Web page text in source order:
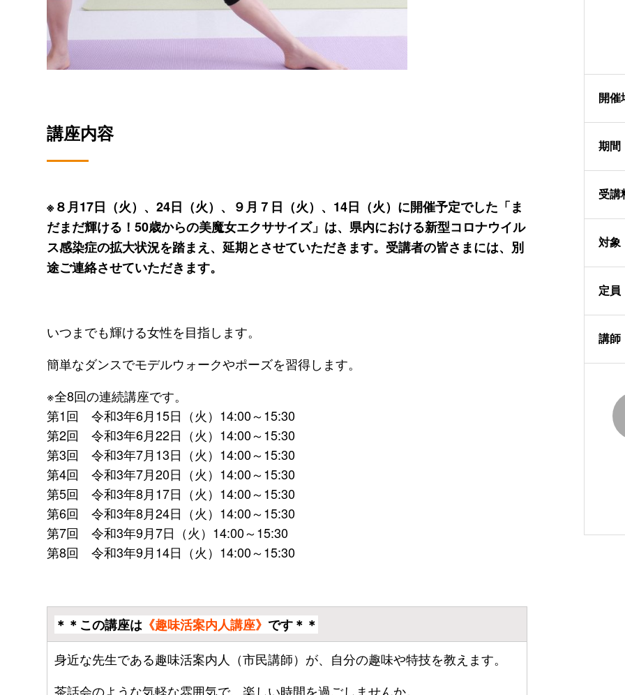
講座内容
※８月17日（火）、24日（火）、９月７日（火）、14日（火）に開催予定でした「ま
だまだ輝ける！50歳からの美魔女エクササイズ」は、県内における新型コロナウイル
ス感染症の拡大状況を踏まえ、延期とさせていただきます。受講者の皆さまには、別
途ご連絡させていただきます。
いつまでも輝ける女性を目指します。
簡単なダンスでモデルウォークやポーズを習得します。
※全8回の連続講座です。
第1回 令和3年6月15日（火）14:00～15:30
第2回 令和3年6月22日（火）14:00～15:30
第3回 令和3年7月13日（火）14:00～15:30
第4回 令和3年7月20日（火）14:00～15:30
第5回 令和3年8月17日（火）14:00～15:30
第6回 令和3年8月24日（火）14:00～15:30
第7回 令和3年9月7日（火）14:00～15:30
第8回 令和3年9月14日（火）14:00～15:30
＊＊この講座は 《趣味活案内人講座》 です＊＊
身近な先生である趣味活案内人（市民講師）が、自分の趣味や特技を教えます。
茶話会のような気軽な雰囲気で、楽しい時間を過ごしませんか。
開催
期間
受講
対象
定員
講師